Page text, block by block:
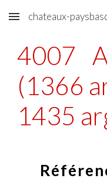
Skip to main content
chateaux-
4007
(1366
1435